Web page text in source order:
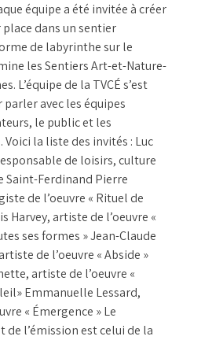
équipe a été invitée à créer
dans un sentier
de labyrinthe sur le
les Sentiers Art-et-Nature-
L’équipe de la TVCÉ s’est
avec les équipes
le public et les
la liste des invités : Luc
de loisirs, culture
Saint-Ferdinand Pierre
de l’oeuvre « Rituel de
Harvey, artiste de l’oeuvre «
ses formes » Jean-Claude
de l’oeuvre « Abside »
artiste de l’oeuvre «
Emmanuelle Lessard,
« Émergence » Le
de l’émission est celui de la